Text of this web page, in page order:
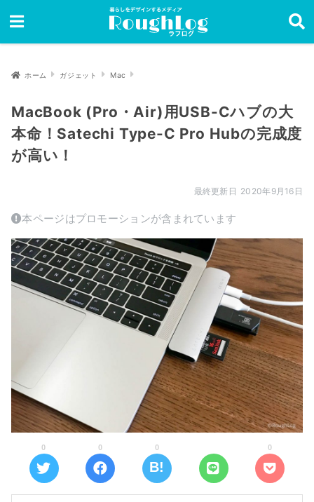
ホーム ガジェット Mac
MacBook (Pro・Air)用USB-Cハブの大
本命！Satechi Type-C Pro Hubの完成度
が高い！
2020年9月16日
本ページはプロモーションが含まれています
0 0 0 0